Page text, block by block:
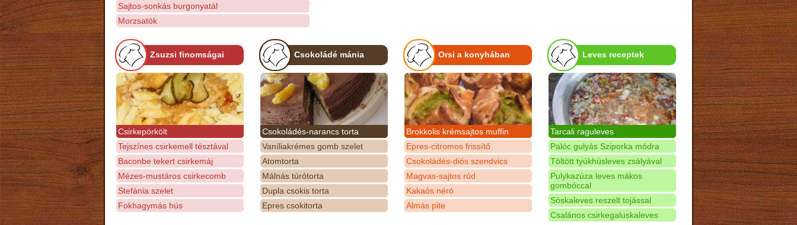
Sajtos-sonkás burgonyatál
Morzsatök
Zsuzsi finomságai
Csirkepörkölt
Tejszínes csirkemell tésztával
Baconbe tekert csirkemáj
Mézes-mustáros csirkecomb
Stefánia szelet
Fokhagymás hús
Csokoládé mánia
Csokoládés-narancs torta
Vaníliakrémes gomb szelet
Atomtorta
Málnás túrótorta
Dupla csokis torta
Epres csokitorta
Orsi a konyhában
Brokkolis krémsajtos muffin
Epres-citromos frissítő
Csokoládés-diós szendvics
Magvas-sajtos rúd
Kakaós néró
Almás pite
Leves receptek
Tarcali raguleves
Palóc gulyás Sziporka módra
Töltött tyúkhúsleves zsályával
Pulykazúza leves mákos
gombóccal
Sóskaleves reszelt tojással
Csalános csirkegaluskaleves